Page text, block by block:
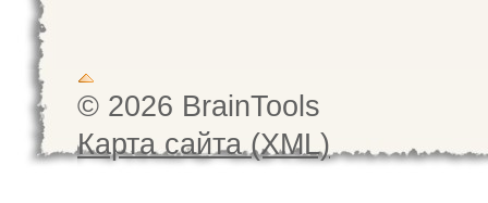
© 2026 BrainTools
Карта сайта (XML)